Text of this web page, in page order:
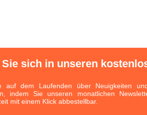
sich in unseren
dem Laufenden über Neuigkeiten
indem Sie unseren monatlichen
mit einem Klick abbestellbar.